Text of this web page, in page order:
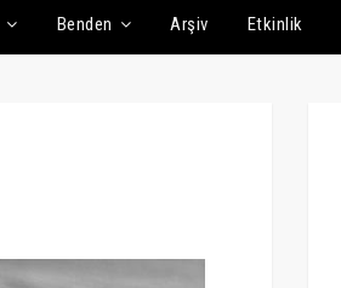
Benden Arşiv Etkinlik